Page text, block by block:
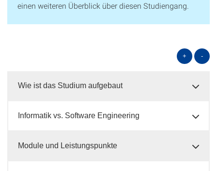
einen weiteren Überblick über diesen Studiengang.
+ -
Wie ist das Studium aufgebaut
Informatik vs. Software Engineering
Module und Leistungspunkte